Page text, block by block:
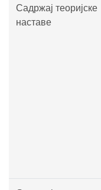
Садржај теоријске
наставе